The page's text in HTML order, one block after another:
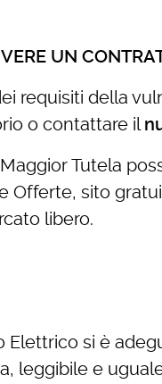
UN
requisiti della
o contattare il
Tutela
Offerte, sito
libero.
Elettrico si è
leggibile e